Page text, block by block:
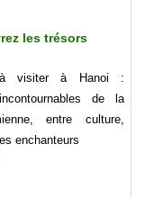
les trésors
visiter à Hanoi :
de la
entre culture,
enchanteurs